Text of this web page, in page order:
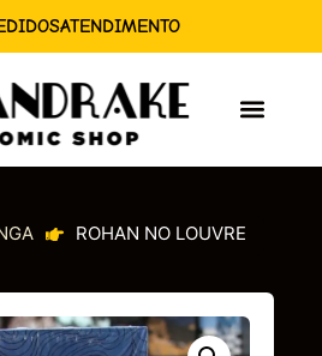
ATENDIMENTO
ROHAN NO LOUVRE